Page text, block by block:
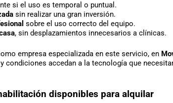
si el uso es temporal o puntual.
sin realizar una gran inversión.
sobre el uso correcto del equipo.
, sin desplazamientos innecesarios a clínicas.
empresa especializada en este servicio, en
condiciones accedan a la tecnología que
disponibles para alquilar